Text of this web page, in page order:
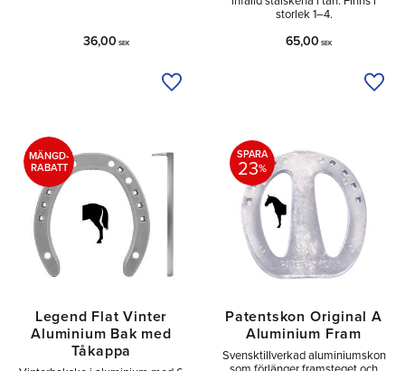
36,00 SEK
Lägg till i önskelista
storlek 1–4.
65,00 SEK
Legend Flat Vinter
Aluminium Bak med
Tåkappa
MÄNGD-
RABATT
Patentskon Original A
Aluminium Fram
Svensktillverkad aluminiumskon
SPARA
23%